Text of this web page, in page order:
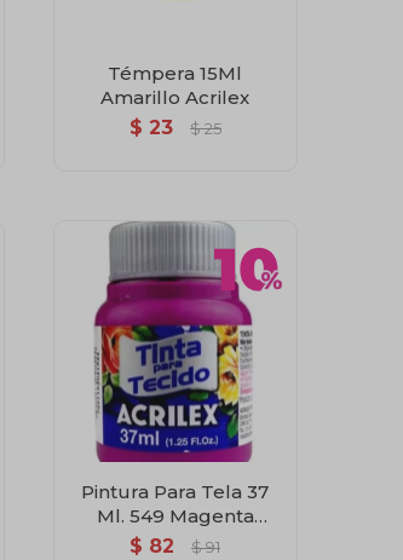
Témpera 15Ml
Amarillo Acrilex
$ 23 $ 25
Pintura Para Tela 37
Ml. 549 Magenta
Acrilex
$ 82 $ 91